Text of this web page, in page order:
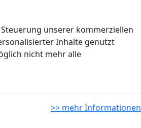
unserer kommerziellen
Inhalte genutzt
nicht mehr alle
>> mehr Informationen